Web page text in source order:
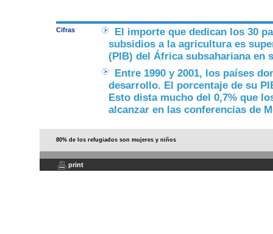
Cifras
El importe que dedican los 30
subsidios a la agricultura es
(PIB) del África subsahariana en
Entre 1990 y 2001, los países
desarrollo. El porcentaje de su
Esto dista mucho del 0,7% que
alcanzar en las conferencias de
80% de los refugiados son mujeres y niños
print